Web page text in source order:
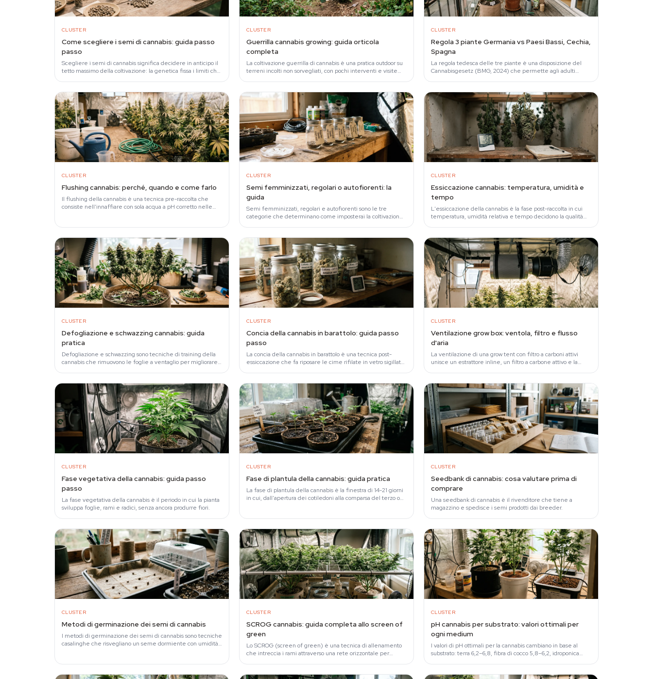
CLUSTER
Come scegliere i semi di cannabis: guida passo
passo
Scegliere i semi di cannabis significa decidere in anticipo il
tetto massimo della coltivazione: la genetica fissa i limiti che
CLUSTER
Guerrilla cannabis growing: guida orticola
completa
La coltivazione guerrilla di cannabis è una pratica outdoor su
terreni incolti non sorvegliati, con pochi interventi e visite
CLUSTER
Regola 3 piante Germania vs Paesi Bassi, Cechia,
Spagna
La regola tedesca delle tre piante è una disposizione del
Cannabisgesetz (BMG, 2024) che permette agli adulti
CLUSTER
Flushing cannabis: perché, quando e come farlo
Il flushing della cannabis è una tecnica pre-raccolta che
consiste nell'innaffiare con sola acqua a pH corretto nelle
CLUSTER
Semi femminizzati, regolari o autofiorenti: la
guida
Semi femminizzati, regolari e autofiorenti sono le tre
categorie che determinano come imposterai la coltivazione:
CLUSTER
Essiccazione cannabis: temperatura, umidità e
tempo
L'essiccazione della cannabis è la fase post-raccolta in cui
temperatura, umidità relativa e tempo decidono la qualità
CLUSTER
Defogliazione e schwazzing cannabis: guida
pratica
Defogliazione e schwazzing sono tecniche di training della
cannabis che rimuovono le foglie a ventaglio per migliorare
CLUSTER
Concia della cannabis in barattolo: guida passo
passo
La concia della cannabis in barattolo è una tecnica post-
essiccazione che fa riposare le cime rifilate in vetro sigillato
CLUSTER
Ventilazione grow box: ventola, filtro e flusso
d'aria
La ventilazione di una grow tent con filtro a carboni attivi
unisce un estrattore inline, un filtro a carbone attivo e la
CLUSTER
Fase vegetativa della cannabis: guida passo
passo
La fase vegetativa della cannabis è il periodo in cui la pianta
sviluppa foglie, rami e radici, senza ancora produrre fiori.
CLUSTER
Fase di plantula della cannabis: guida pratica
La fase di plantula della cannabis è la finestra di 14-21 giorni
in cui, dall'apertura dei cotiledoni alla comparsa del terzo o
CLUSTER
Seedbank di cannabis: cosa valutare prima di
comprare
Una seedbank di cannabis è il rivenditore che tiene a
magazzino e spedisce i semi prodotti dai breeder.
CLUSTER
Metodi di germinazione dei semi di cannabis
I metodi di germinazione dei semi di cannabis sono tecniche
casalinghe che risvegliano un seme dormiente con umidità,
CLUSTER
SCROG cannabis: guida completa allo screen of
green
Lo SCROG (screen of green) è una tecnica di allenamento
che intreccia i rami attraverso una rete orizzontale per
CLUSTER
pH cannabis per substrato: valori ottimali per
ogni medium
I valori di pH ottimali per la cannabis cambiano in base al
substrato: terra 6,2–6,8, fibra di cocco 5,8–6,2, idroponica